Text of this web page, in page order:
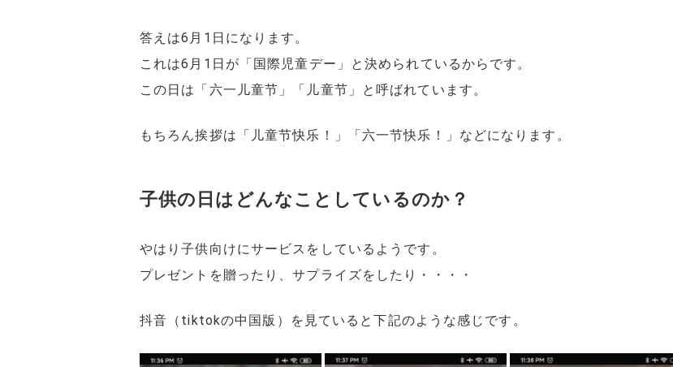
答えは6月1日になります。
これは6月1日が「国際児童デー」と決められているからです。
この日は「六一儿童节」「儿童节」と呼ばれています。
もちろん挨拶は「儿童节快乐！」「六一节快乐！」などになります。
子供の日はどんなことしているのか？
やはり子供向けにサービスをしているようです。
プレゼントを贈ったり、サプライズをしたり・・・・
抖音（tiktokの中国版）を見ていると下記のような感じです。